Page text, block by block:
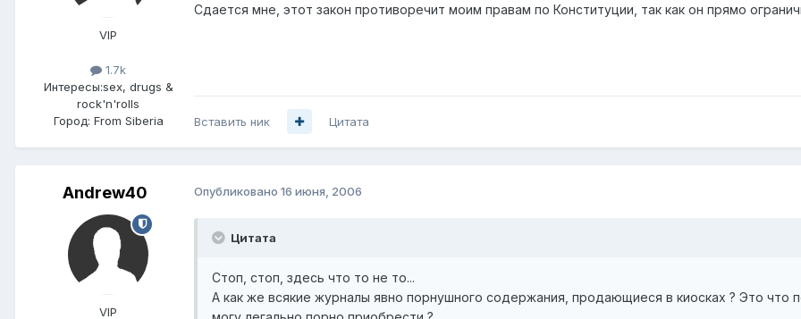
VIP
1.7k
Интересы:sex, drugs &
rock'n'rolls
Город: From Siberia
Сдается мне, этот закон противоречит моим правам по Конституции, так как он прямо
Вставить ник Цитата
Andrew40
VIP
Опубликовано 16 июня, 2006
Цитата
Cтоп, стоп, здесь что то не то...
А как же всякие журналы явно порнушного содержания, продающиеся в киосках ? Это что